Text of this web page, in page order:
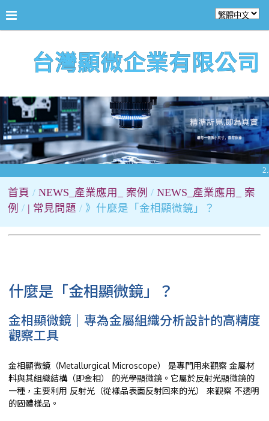
台灣顯微企業有限公司
首頁 NEWS_產業應用_ 案例 NEWS_產業應用_ 案
例 | 常見問題 》什麼是「金相顯微鏡」？
什麼是「金相顯微鏡」？
金相顯微鏡｜專為金屬組織分析設計的高精度
觀察工具
金相顯微鏡（Metallurgical Microscope） 是專門用來觀察 金屬材
料與其組織結構（即金相） 的光學顯微鏡。它屬於反射光顯微鏡的
一種，主要利用 反射光（從樣品表面反射回來的光） 來觀察 不透明
的固體樣品。